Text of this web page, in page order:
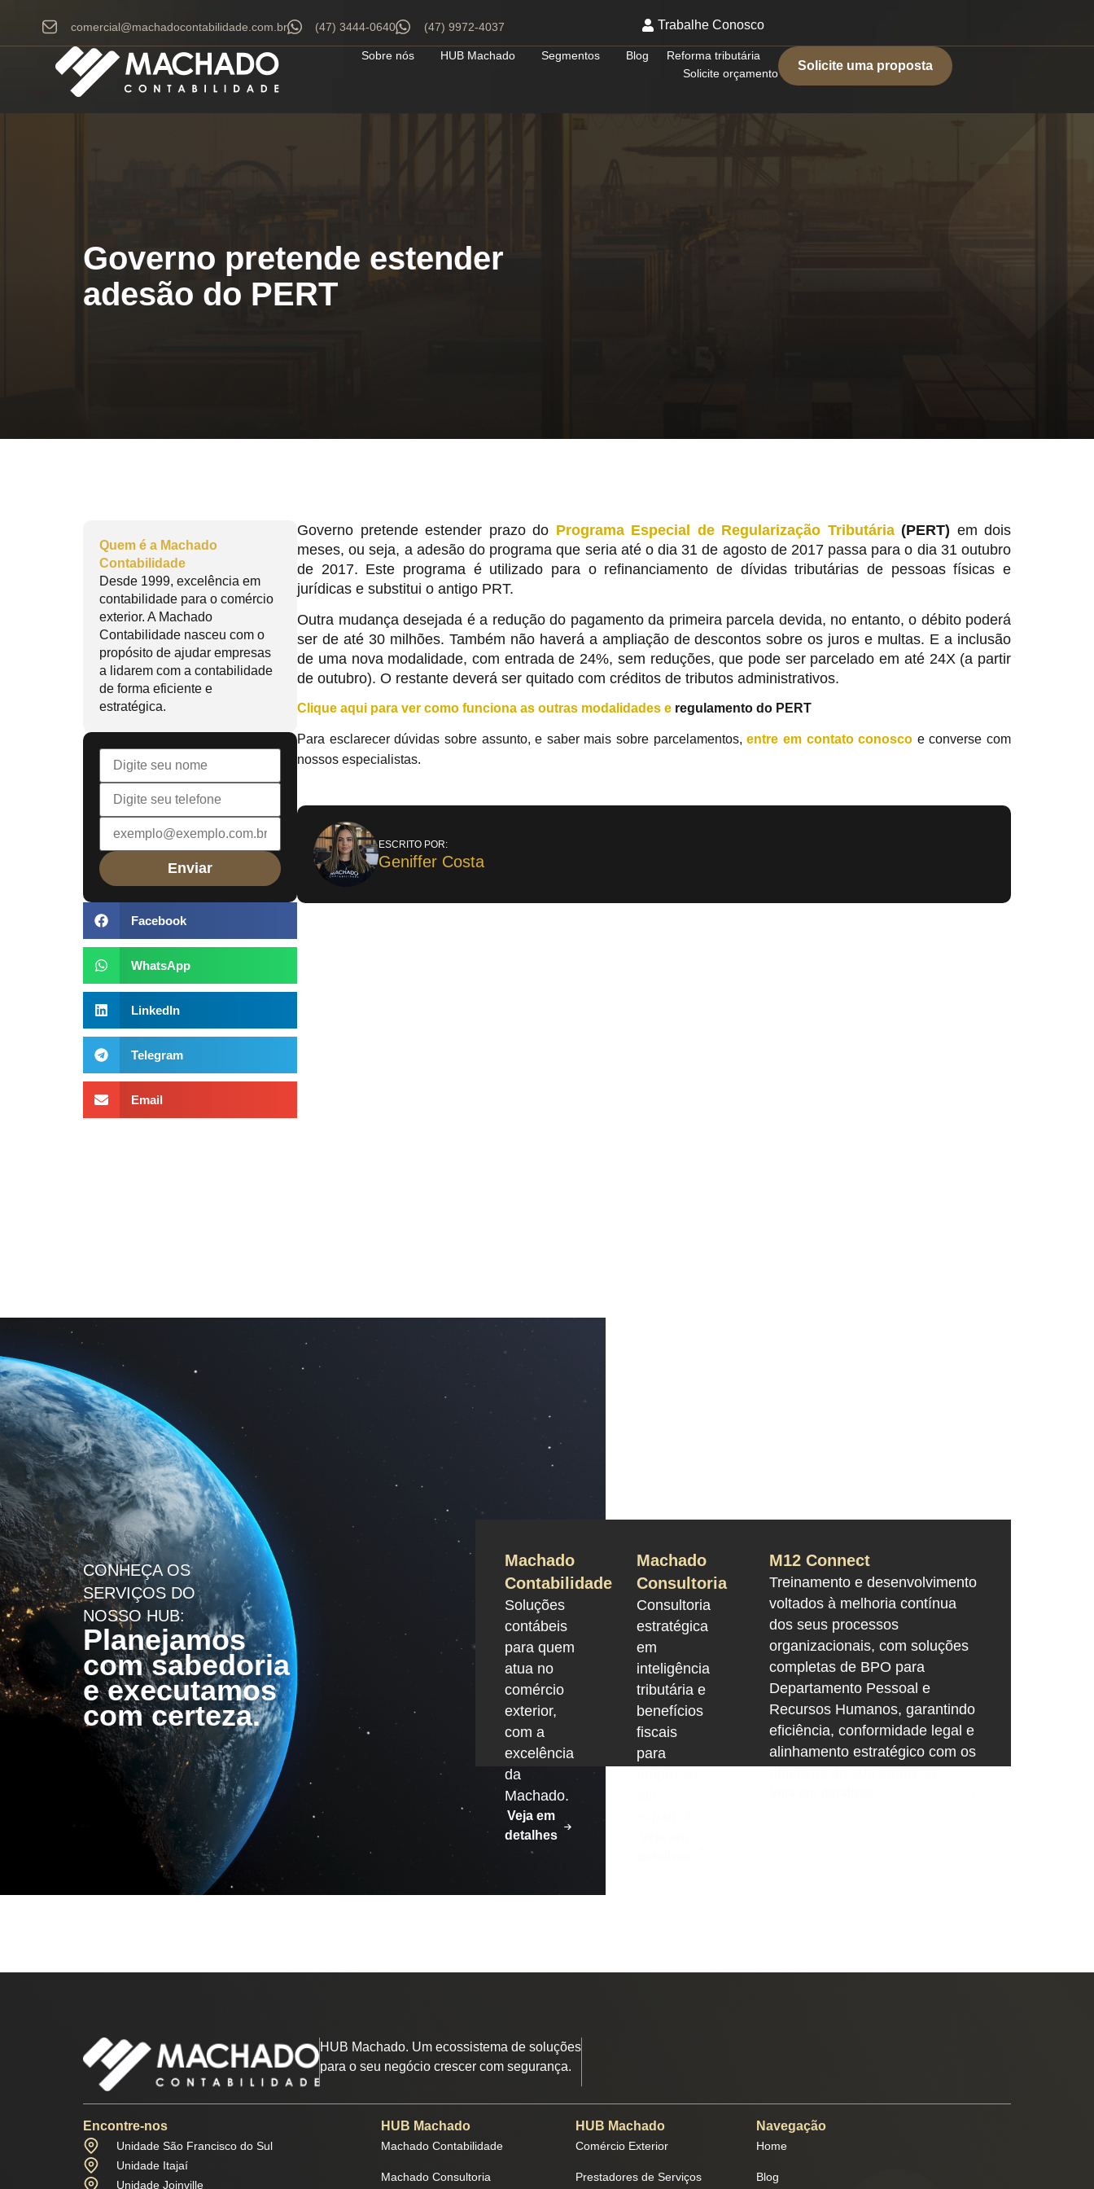
comercial@machadocontabilidade.com.br (47) 3444-0640 (47) 9972-4037 Trabalhe Conosco
Sobre nós HUB Machado Segmentos Blog
Reforma tributária
Solicite orçamento
Solicite uma proposta
Governo pretende estender
adesão do PERT
Quem é a Machado
Contabilidade
Desde 1999, excelência em
contabilidade para o comércio
exterior. A Machado
Contabilidade nasceu com o
propósito de ajudar empresas
a lidarem com a contabilidade
de forma eficiente e
estratégica.
Facebook
WhatsApp
LinkedIn
Telegram
Email
Governo pretende estender prazo do Programa Especial de Regularização Tributária (PERT) em dois
meses, ou seja, a adesão do programa que seria até o dia 31 de agosto de 2017 passa para o dia 31 outubro
de 2017. Este programa é utilizado para o refinanciamento de dívidas tributárias de pessoas físicas e
jurídicas e substitui o antigo PRT.
Outra mudança desejada é a redução do pagamento da primeira parcela devida, no entanto, o débito poderá
ser de até 30 milhões. Também não haverá a ampliação de descontos sobre os juros e multas. E a inclusão
de uma nova modalidade, com entrada de 24%, sem reduções, que pode ser parcelado em até 24X (a partir
de outubro). O restante deverá ser quitado com créditos de tributos administrativos.
Clique aqui para ver como funciona as outras modalidades e regulamento do PERT
Para esclarecer dúvidas sobre assunto, e saber mais sobre parcelamentos,entre em contato conosco e converse com
nossos especialistas.
ESCRITO POR:
Geniffer Costa
CONHEÇA OS
SERVIÇOS DO
NOSSO HUB:
Planejamos
com sabedoria
e executamos
com certeza.
Machado
Contabilidade
Soluções
contábeis
para quem
atua no
comércio
exterior,
com a
excelência
da
Machado.
Veja em
detalhes
Machado
Consultoria
Consultoria
estratégica
em
inteligência
tributária e
benefícios
fiscais
para
M12 Connect
Treinamento e desenvolvimento
voltados à melhoria contínua
dos seus processos
organizacionais, com soluções
completas de BPO para
Departamento Pessoal e
Recursos Humanos, garantindo
eficiência, conformidade legal e
alinhamento estratégico com os
HUB Machado. Um ecossistema de soluções
para o seu negócio crescer com segurança.
Encontre-nos
Unidade São Francisco do Sul
Unidade Itajaí
Unidade Joinville
HUB Machado
Machado Contabilidade
Machado Consultoria
HUB Machado
Comércio Exterior
Prestadores de Serviços
Navegação
Home
Blog